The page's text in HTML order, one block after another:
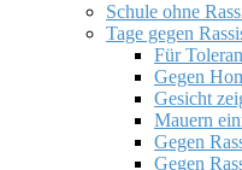
Schule ohne
Tage gegen
Für
Gegen
Gesicht
Mauern
Gegen
Gegen